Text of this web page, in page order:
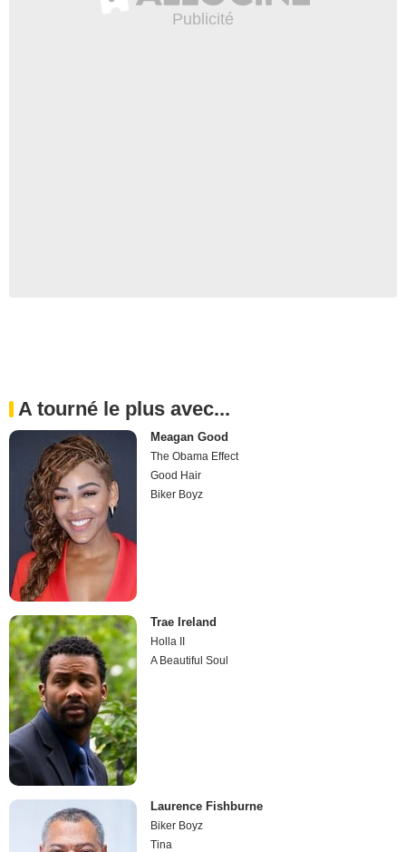
A tourné le plus avec...
Meagan Good
The Obama Effect
Good Hair
Biker Boyz
Trae Ireland
Holla II
A Beautiful Soul
Laurence Fishburne
Biker Boyz
Tina